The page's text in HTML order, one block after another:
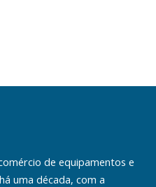
de equipamentos e
uma década, com a